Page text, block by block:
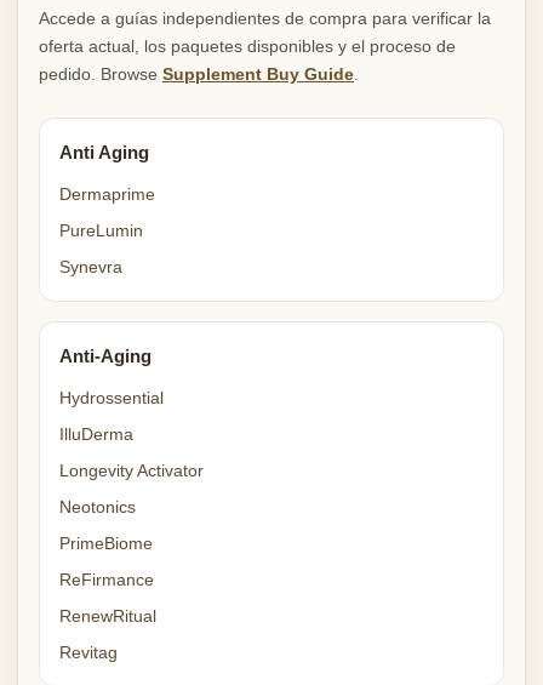
Accede a guías independientes de compra para verificar la
oferta actual, los paquetes disponibles y el proceso de
pedido. Browse Supplement Buy Guide
Anti Aging
Dermaprime
PureLumin
Synevra
Anti-Aging
Hydrossential
IlluDerma
Longevity Activator
Neotonics
PrimeBiome
ReFirmance
RenewRitual
Revitag